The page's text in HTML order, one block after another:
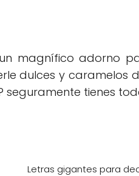
magnífico adorno
dulces y caramelos
seguramente tienes
Letras gigantes para